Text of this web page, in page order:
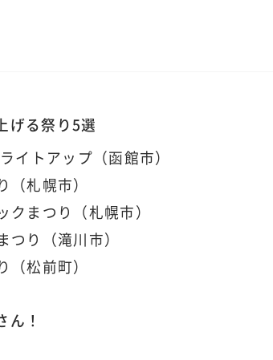
げる祭り5選
イトアップ（函館市）
（札幌市）
クまつり（札幌市）
り（滝川市）
松前町）
！